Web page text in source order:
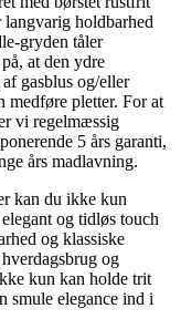
holdbarhed
gryden tåler
at den ydre
gasblus og/eller
medføre pletter. For at
vi regelmæssig
5 års garanti,
års madlavning.
kan du ikke kun
og tidløs touch
og klassiske
og
kun kan holde trit
smule elegance ind i